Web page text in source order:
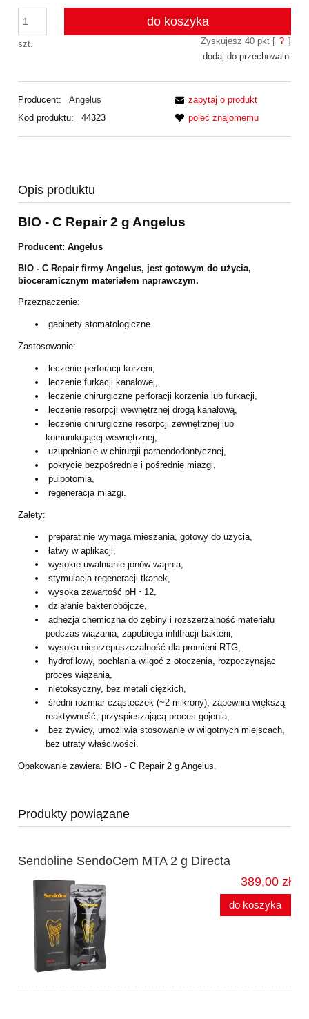
szt.
do koszyka
Zyskujesz 40pkt [ ? ]
dodaj do przechowalni
Producent:
Angelus
Kod produktu:
44323
zapytaj o produkt
poleć znajomemu
Opis produktu
BIO - C Repair 2 g Angelus
Producent: Angelus
BIO - C Repair firmy Angelus, jest gotowym do użycia,
bioceramicznym materiałem naprawczym.
Przeznaczenie:
gabinety stomatologiczne
Zastosowanie:
leczenie perforacji korzeni,
leczenie furkacji kanałowej,
leczenie chirurgiczne perforacji korzenia lub furkacji,
leczenie resorpcji wewnętrznej drogą kanałową,
leczenie chirurgiczne resorpcji zewnętrznej lub
komunikującej wewnętrznej,
uzupełnianie w chirurgii paraendodontycznej,
pokrycie bezpośrednie i pośrednie miazgi,
pulpotomia,
regeneracja miazgi.
Zalety:
preparat nie wymaga mieszania, gotowy do użycia,
łatwy w aplikacji,
wysokie uwalnianie jonów wapnia,
stymulacja regeneracji tkanek,
wysoka zawartość pH ~12,
działanie bakteriobójcze,
adhezja chemiczna do zębiny i rozszerzalność materiału
podczas wiązania, zapobiega infiltracji bakterii,
wysoka nieprzepuszczalność dla promieni RTG,
hydrofilowy, pochłania wilgoć z otoczenia, rozpoczynając
proces wiązania,
nietoksyczny, bez metali ciężkich,
średni rozmiar cząsteczek (~2 mikrony), zapewnia większą
reaktywność, przyspieszającą proces gojenia,
bez żywicy, umożliwia stosowanie w wilgotnych miejscach,
bez utraty właściwości.
Opakowanie zawiera: BIO - C Repair 2 g Angelus.
Produkty powiązane
Sendoline SendoCem MTA 2 g Directa
389,00 zł
do koszyka